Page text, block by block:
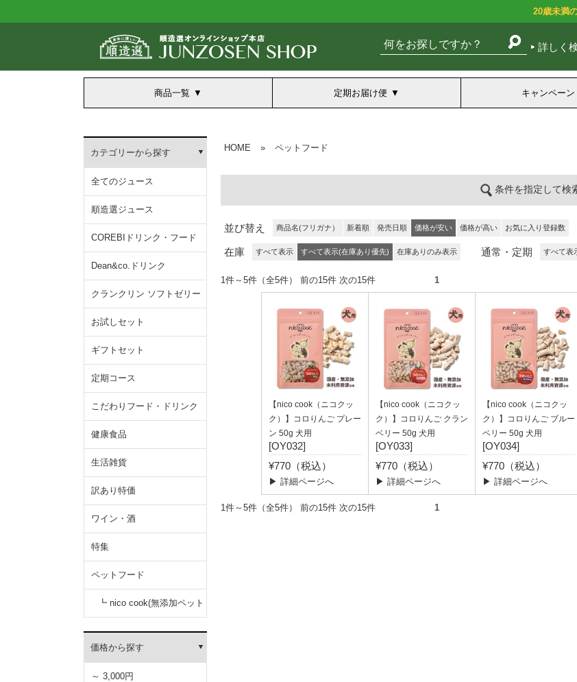
20歳未満
詳しく
商品一覧 定期お届け便 キャンペーン
カテゴリーから探す
全てのジュース
順造選ジュース
COREBIドリンク・フード
Dean&co.ドリンク
クランクリン ソフトゼリー
お試しセット
ギフトセット
定期コース
こだわりフード・ドリンク
健康食品
生活雑貨
訳あり特価
ワイン・酒
特集
ペットフード
┗ nico cook(無添加ペット
フード)
価格から探す
～ 3,000円
HOME » ペットフード
条件を指定して検
並び替え 商品名(フリガナ） 新着順 発売日順 価格が安い 価格が高い お気に入り登録数
在庫 すべて表示 すべて表示(在庫あり優先) 在庫ありのみ表示 通常・定期 すべて表
1件～5件（全5件） 前の15件 次の15件 1
【nico cook（ニコクッ
ク）】コロりんご プレー
ン 50g 犬用
[OY032]
¥770（税込）
▶ 詳細ページへ
【nico cook（ニコクッ
ク）】コロりんご クラン
ベリー 50g 犬用
[OY033]
¥770（税込）
▶ 詳細ページへ
【nico cook（ニコクッ
ク）】コロりんご ブルー
ベリー 50g 犬用
[OY034]
¥770（税込）
▶ 詳細ページへ
1件～5件（全5件） 前の15件 次の15件 1